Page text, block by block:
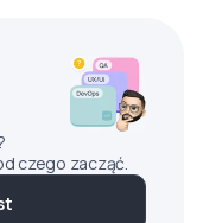
czego zacząć.